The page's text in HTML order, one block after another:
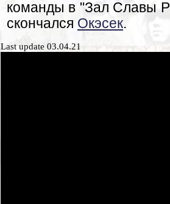
команды в "Зал Славы
скончался Окэсек.
Last update 03.04.21